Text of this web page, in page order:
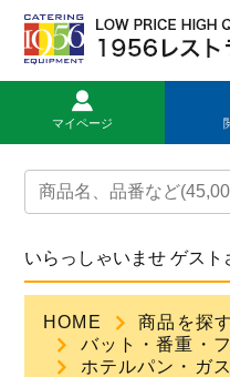
マイページ
トップページ
新規登録
商品一覧
いらっしゃいませ ゲスト
HOME 商品を探す
バット・番重・
ホテルパン・ガ